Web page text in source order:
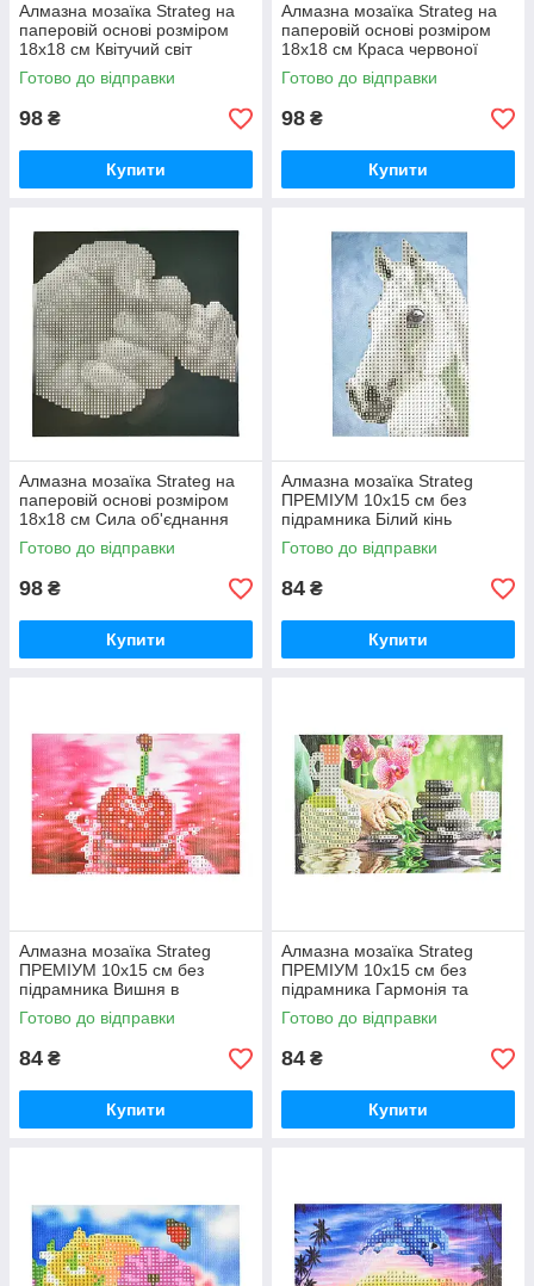
Алмазна мозаїка Strateg на
паперовій основі розміром
18х18 см Квітучий світ
екзотичної краси (JUB14393)
Готово до відправки
98 ₴
Купити
Алмазна мозаїка Strateg на
паперовій основі розміром
18х18 см Краса червоної
троянди (JUB20601)
Готово до відправки
98 ₴
Купити
Алмазна мозаїка Strateg на
паперовій основі розміром
18х18 см Сила об'єднання
(JUB14404)
Готово до відправки
98 ₴
Купити
Алмазна мозаїка Strateg
ПРЕМІУМ 10х15 см без
підрамника Білий кінь
(YAB14431)
Готово до відправки
84 ₴
Купити
Алмазна мозаїка Strateg
ПРЕМІУМ 10х15 см без
підрамника Вишня в
водяному відображенні
(YAB20791)
Готово до відправки
84 ₴
Купити
Алмазна мозаїка Strateg
ПРЕМІУМ 10х15 см без
підрамника Гармонія та
спокій (YAB28548)
Готово до відправки
84 ₴
Купити